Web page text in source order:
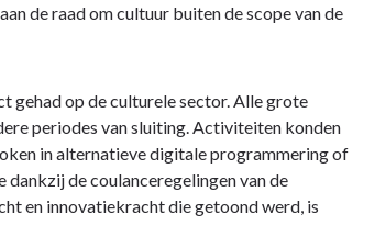
de raad om cultuur buiten de scope van de
gehad op de culturele sector. Alle grote
periodes van sluiting. Activiteiten konden
in alternatieve digitale programmering of
dankzij de coulanceregelingen van de
en innovatiekracht die getoond werd, is